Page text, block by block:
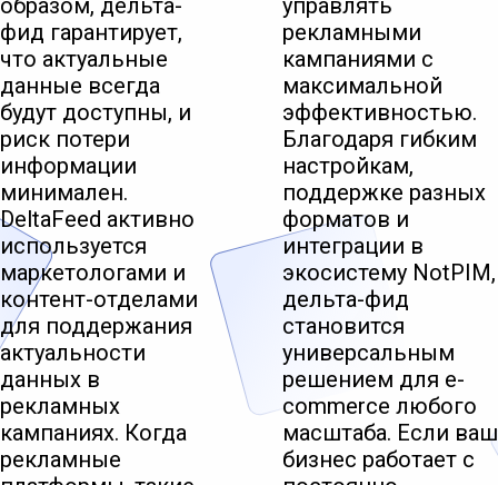
образом, дельта-
фид гарантирует,
что актуальные
данные всегда
будут доступны, и
риск потери
информации
минимален.
DeltaFeed активно
используется
маркетологами и
контент-отделами
для поддержания
актуальности
данных в
рекламных
кампаниях. Когда
рекламные
управлять
рекламными
кампаниями с
максимальной
эффективностью.
Благодаря гибким
настройкам,
поддержке разных
форматов и
интеграции в
экосистему NotPIM,
дельта-фид
становится
универсальным
решением для e-
commerce любого
масштаба. Если ваш
бизнес работает с